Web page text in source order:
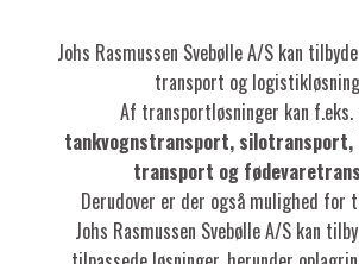
Johs Rasmussen Svebølle A/S kan
transport og
Af transportløsninger kan f.eks.
tankvognstransport, silotransport,
transport og
Derudover er der også mulighed for
Johs Rasmussen Svebølle A/S kan